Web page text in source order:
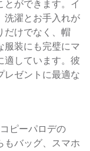
とができます。イ
洗濯とお手入れが
だけでなく、帽
服装にも完璧にマ
適しています。彼
レゼントに最適な
ピーパロデの
もバッグ、スマホ